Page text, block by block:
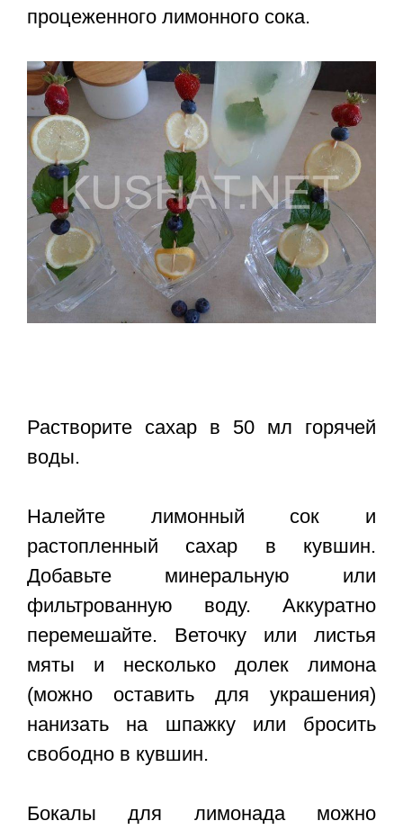
процеженного лимонного сока.
Растворите сахар в 50 мл горячей
воды.
Налейте лимонный сок и
растопленный сахар в кувшин.
Добавьте минеральную или
фильтрованную воду. Аккуратно
перемешайте. Веточку или листья
мяты и несколько долек лимона
(можно оставить для украшения)
нанизать на шпажку или бросить
свободно в кувшин.
Бокалы для лимонада можно